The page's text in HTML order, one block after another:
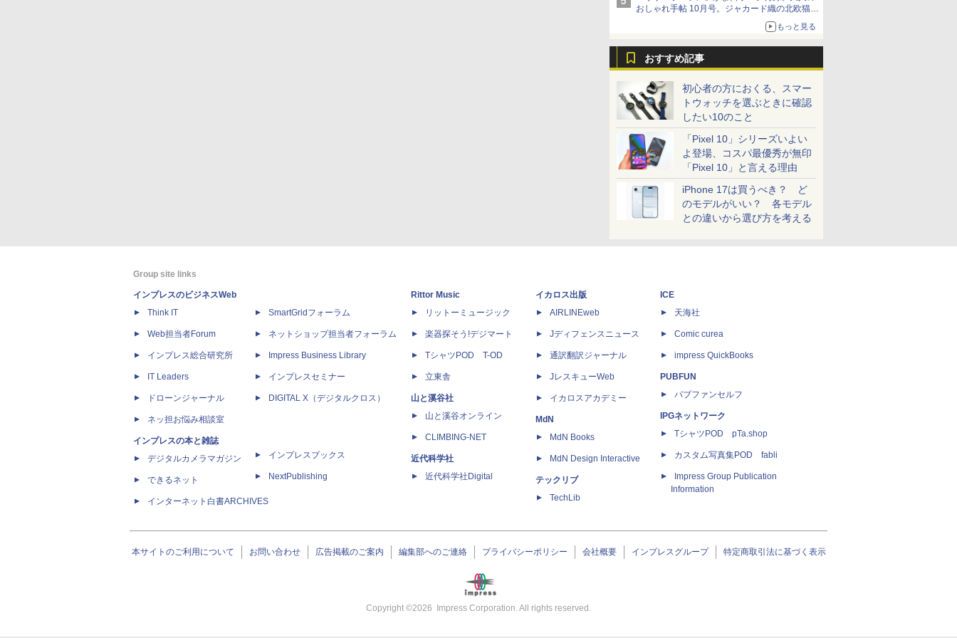
おしゃれ手帖 10月号。ジャカード織の北欧猫デ
もっと見る
おすすめ記事
初心者の方におくる、スマー
トウォッチを選ぶときに確認
したい10のこと
「Pixel 10」シリーズいよい
よ登場、コスパ最優秀が無印
「Pixel 10」と言える理由
iPhone 17は買うべき？ ど
のモデルがいい？ 各モデル
との違いから選び方を考える
Group site links
インプレスのビジネスWeb
Think IT
Web担当者Forum
インプレス総合研究所
IT Leaders
ドローンジャーナル
ネッ担お悩み相談室
インプレスの本と雑誌
デジタルカメラマガジン
できるネット
インターネット白書ARCHIVES
SmartGridフォーラム
ネットショップ担当者フォーラム
Impress Business Library
インプレスセミナー
DIGITAL X（デジタルクロス）
インプレスブックス
NextPublishing
Rittor Music
リットーミュージック
楽器探そう!デジマート
TシャツPOD T-OD
立東舎
山と溪谷社
山と溪谷オンライン
CLIMBING-NET
近代科学社
近代科学社Digital
イカロス出版
AIRLINEweb
Jディフェンスニュース
通訳翻訳ジャーナル
JレスキューWeb
イカロスアカデミー
MdN
MdN Books
MdN Design Interactive
テックリブ
TechLib
ICE
天海社
Comic curea
impress QuickBooks
PUBFUN
パブファンセルフ
IPGネットワーク
TシャツPOD pTa.shop
カスタム写真集POD fabli
Impress Group Publication
Information
本サイトのご利用について お問い合わせ 広告掲載のご案内 編集部へのご連絡 プライバシーポリシー 会社概要 インプレスグループ 特定商取引法に基づく表示
Copyright ©2026 Impress Corporation. All rights reserved.